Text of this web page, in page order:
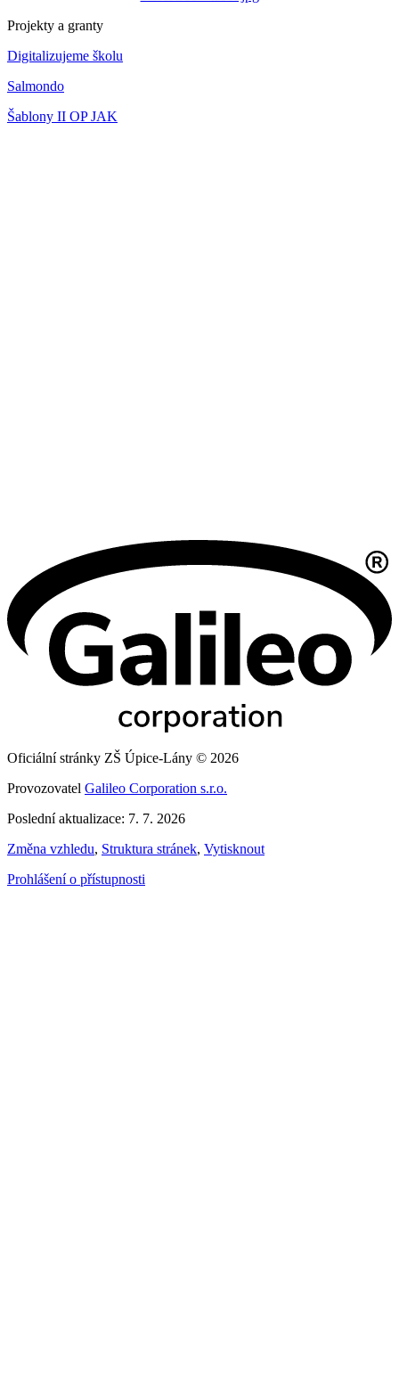
Projekty a granty
Digitalizujeme školu
Salmondo
Šablony II OP JAK
Oficiální stránky ZŠ Úpice-Lány © 2026
Provozovatel Galileo Corporation s.r.o.
Poslední aktualizace: 7. 7. 2026
Změna vzhledu, Struktura stránek, Vytisknout
Prohlášení o přístupnosti